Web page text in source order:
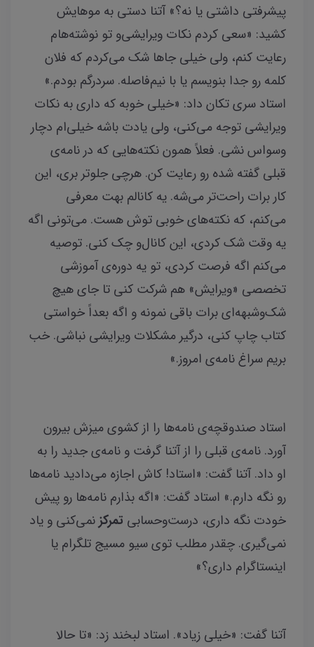
پیشرفتی داشتی یا نه؟» آتنا دستی به موهایش
کشید: «سعی کردم نکات ویرایشی‌و تو نوشته‌هام
رعایت کنم، ولی خیلی جاها شک می‌کردم که فلان
کلمه رو جدا بنویسم یا با نیم‌فاصله. سردرگم بودم.»
استاد سری تکان داد: «خیلی خوبه که داری به نکات
ویرایشی توجه می‌کنی، ولی یادت باشه خیلی‌ام دچار
وسواس نشی. فعلاً همون نکته‌هایی که در نامه‌ی
قبلی گفته شده رو رعایت کن. هرچی جلوتر بری، این
کار برات راحت‌تر می‌شه. یه کانالم بهت معرفی
می‌کنم، که نکته‌های خوبی توش هست. می‌تونی اگه
یه وقت شک کردی، این کانال‌و چک کنی. توصیه
می‌کنم اگه فرصت کردی، تو یه دوره‌ی آموزشی
تخصصی «ویرایش» هم شرکت کنی تا جای هیچ
شک‌وشبهه‌ای برات باقی نمونه و اگه بعداً خواستی
کتاب چاپ کنی، درگیر مشکلات ویرایشی نباشی. خب
بریم سراغ نامه‌ی امروز.»
استاد صندوقچه‌ی نامه‌ها را از کشوی میزش بیرون
آورد. نامه‌ی قبلی را از آتنا گرفت و نامه‌ی جدید را به
او داد. آتنا گفت: «استاد! کاش اجازه می‌دادید نامه‌ها
رو نگه دارم.» استاد گفت: «اگه بذارم نامه‌ها رو پیش
خودت نگه داری، درست‌وحسابی تمرکزنمی‌کنی و یاد
نمی‌گیری. چقدر مطلب توی سیو مسیج تلگرام یا
اینستاگرام داری؟»
آتنا گفت: «خیلی زیاد». استاد لبخند زد: «تا حالا